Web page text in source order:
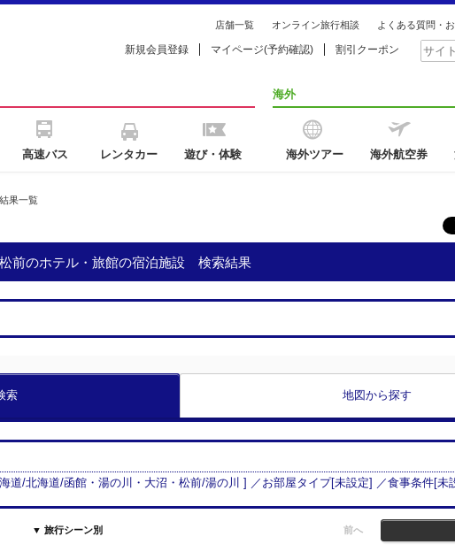
店舗一覧 オンライン旅行相談 よくある質問・
新規会員登録 マイページ(予約確認) 割引クーポン
高速バス レンタカー 遊び・体験
海外
海外ツアー 海外航空券
果一覧
前のホテル・旅館の宿泊施設 検索結果
索 地図から探す
道/北海道/函館・湯の川・大沼・松前/湯の川 ] ／お部屋タイプ[未設定] ／食事条件[未
▼ 旅行シーン別 前へ